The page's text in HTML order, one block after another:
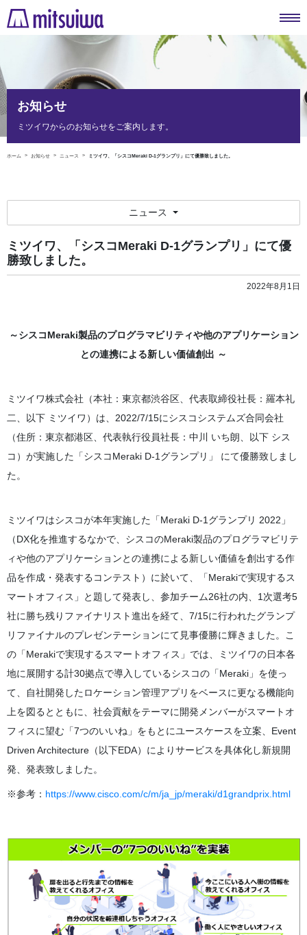
ホーム お知らせ ニュース ミツイワ、「シスコMeraki D-1グランプリ」にて優勝致しました。
お知らせ
ミツイワからのお知らせをご案内します。
ミツイワ、「シスコMeraki D-1グランプリ」にて優
勝致しました。
2022年8月1日
～シスコMeraki製品のプログラマビリティや他のアプリケーション
との連携による新しい価値創出 ～
ミツイワ株式会社（本社：東京都渋谷区、代表取締役社長：羅本礼
二、以下 ミツイワ）は、2022/7/15にシスコシステムズ合同会社
（住所：東京都港区、代表執行役員社長：中川 いち朗、以下 シス
コ）が実施した「シスコMeraki D-1グランプリ」 にて優勝致しまし
た。
ミツイワはシスコが本年実施した「Meraki D-1グランプリ 2022」
（DX化を推進するなかで、シスコのMeraki製品のプログラマビリテ
ィや他のアプリケーションとの連携による新しい価値を創出する作
品を作成・発表するコンテスト）に於いて、「Merakiで実現するス
マートオフィス」と題して発表し、参加チーム26社の内、1次選考5
社に勝ち残りファイナリスト進出を経て、7/15に行われたグランプ
リファイナルのプレゼンテーションにて見事優勝に輝きました。こ
の「Merakiで実現するスマートオフィス」では、ミツイワの日本各
地に展開する計30拠点で導入しているシスコの「Meraki」を使っ
て、自社開発したロケーション管理アプリをベースに更なる機能向
上を図るとともに、社会貢献をテーマに開発メンバーがスマートオ
フィスに望む「7つのいいね」をもとにユースケースを立案、Event
Driven Architecture（以下EDA）によりサービスを具体化し新規開
発、発表致しました。
※参考： https://www.cisco.com/c/m/ja_jp/meraki/d1grandprix.html
ニュース